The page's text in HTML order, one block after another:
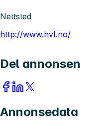
Nettsted
http://www.hvl.no/
Del annonsen
Annonsedata